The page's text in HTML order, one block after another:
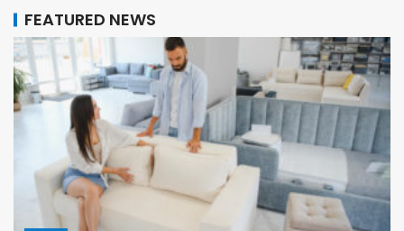
2
Nowoczesne części dla
maszyn rolniczych i
budowlanych – postaw na
profesjonalizm
FEATURED NEWS